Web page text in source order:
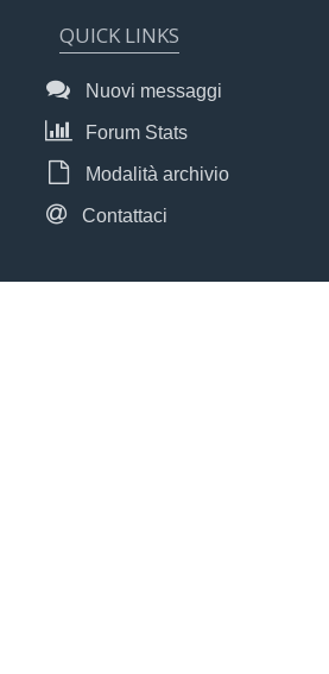
QUICK LINKS
Nuovi messaggi
Forum Stats
Modalità archivio
Contattaci